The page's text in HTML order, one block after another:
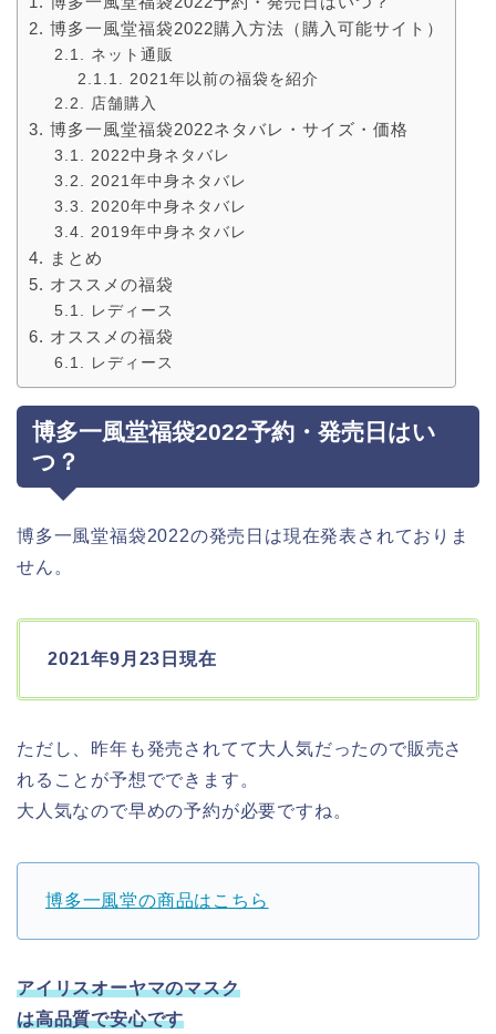
博多一風堂福袋2022購入方法（購入可能サイト）
ネット通販
2021年以前の福袋を紹介
店舗購入
博多一風堂福袋2022ネタバレ・サイズ・価格
2022中身ネタバレ
2021年中身ネタバレ
2020年中身ネタバレ
2019年中身ネタバレ
まとめ
オススメの福袋
レディース
オススメの福袋
レディース
博多一風堂福袋2022予約・発売日はい
つ？
博多一風堂福袋2022の発売日は現在発表されておりま
せん。
2021年9月23日現在
ただし、昨年も発売されてて大人気だったので販売さ
れることが予想でできます。
大人気なので早めの予約が必要ですね。
博多一風堂の商品はこちら
アイリスオーヤマのマスク
は高品質で安心です